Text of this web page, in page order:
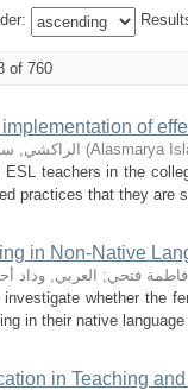
of 760
of
الراكشي, (Alasmarya
ESL teachers in the
practices that they are
in Non-Native
فتحي; العربي, وداد
whether the
in their native
in Teaching